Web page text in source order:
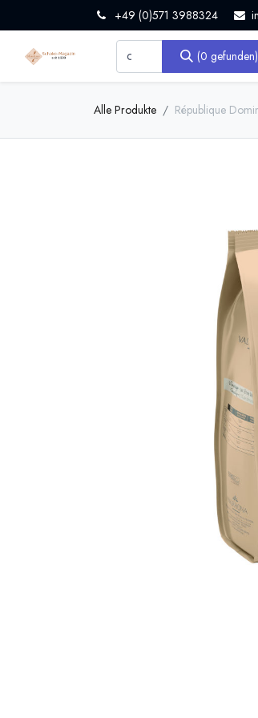
+49 (0)571 3988324
(0 gefunden)
Alle Produkte République